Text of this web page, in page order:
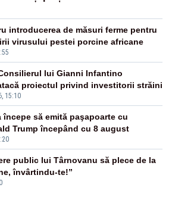
introducerea de măsuri ferme pentru
virusului pestei porcine africane
15:10
lui Gianni Infantino
proiectul privind investitorii străini
începe să emită paşapoarte cu
Trump începând cu 8 august
public lui Târnovanu să plece de la
învârtindu-te!”